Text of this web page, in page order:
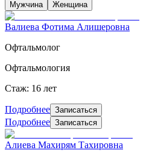
Мужчина Женщина
Валиева Фотима Алишеровна
Офтальмолог
Офтальмология
Стаж: 16 лет
Подробнее Записаться
Подробнее Записаться
Алиева Махирям Тахировна